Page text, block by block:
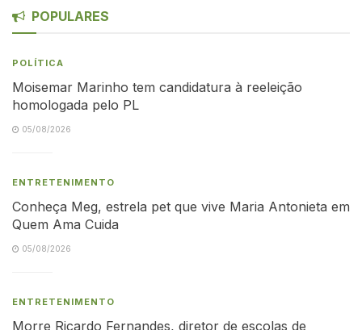
POPULARES
POLÍTICA
Moisemar Marinho tem candidatura à reeleição
homologada pelo PL
05/08/2026
ENTRETENIMENTO
Conheça Meg, estrela pet que vive Maria Antonieta em
Quem Ama Cuida
05/08/2026
ENTRETENIMENTO
Morre Ricardo Fernandes, diretor de escolas de